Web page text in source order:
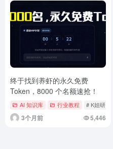
终于找到养虾的永久免费
Token，8000 个名额速抢！
AI 知识库 行业教程 # K姐研究社
3个月前 5,446